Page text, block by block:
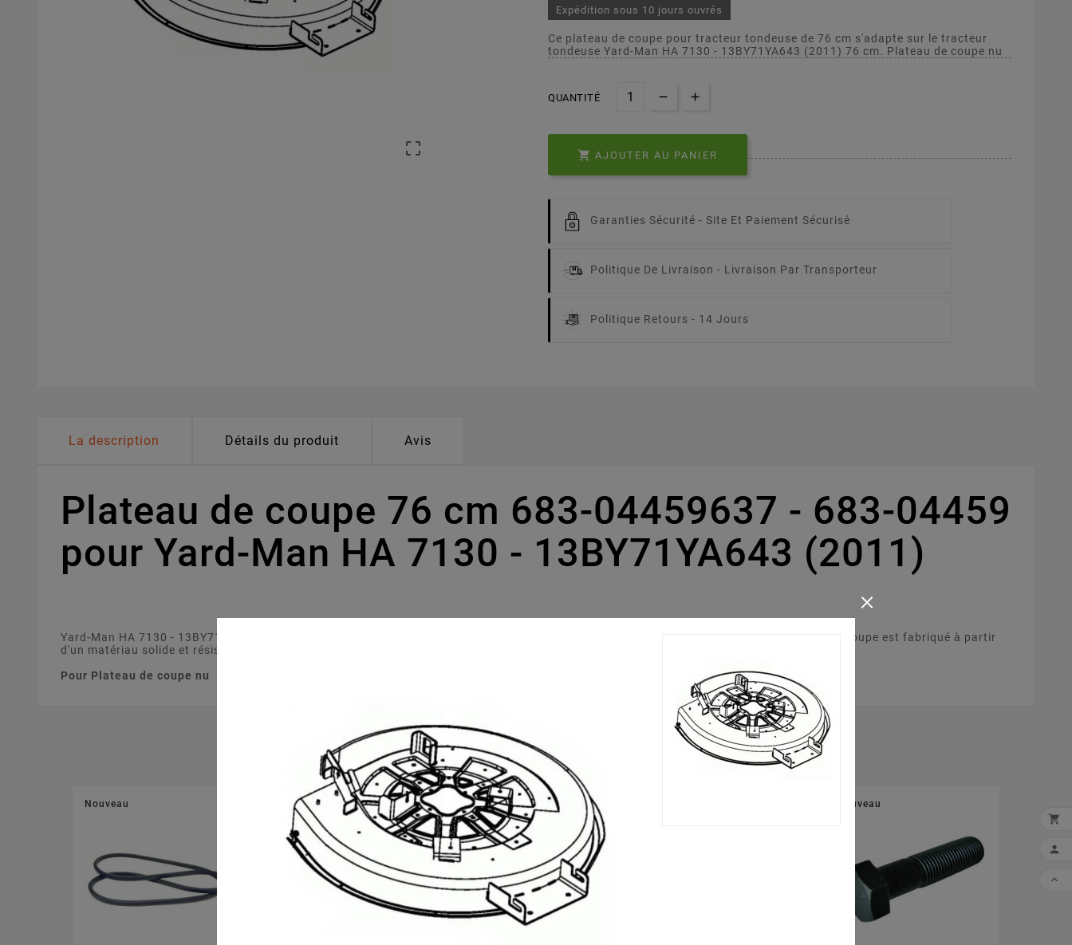

Expédition sous 10 jours ouvrés
Ce plateau de coupe pour tracteur tondeuse de 76 cm s'adapte sur le tracteur
tondeuse Yard-Man HA 7130 - 13BY71YA643 (2011) 76 cm. Plateau de coupe nu
QUANTITÉ
 AJOUTER AU PANIER
Garanties Sécurité - Site Et Paiement Sécurisé
Politique De Livraison - Livraison Par Transporteur
Politique Retours - 14 Jours
La description Détails du produit Avis
Plateau de coupe 76 cm 683-04459637 - 683-04459
pour Yard-Man HA 7130 - 13BY71YA643 (2011)
Yard-Man HA 7130 - 13BY71YA643 (2011). S'adapte sur votre tracteur tondeuse Yard-Man HA 7130 - 13BY71YA643 (2011). Ce plateau de coupe est fabriqué à partir
d'un matériau solide et résistant.
Pour Plateau de coupe nu
Accessoires
Nouveau Nouveau Nouveau Nouveau
×


